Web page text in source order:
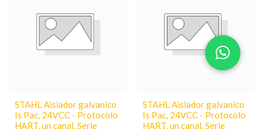
STAHL Aislador galvanico
Is Pac, 24VCC - Protocolo
HART, un canal, Serie
STAHL Aislador galvanico
Is Pac, 24VCC - Protocolo
HART, un canal, Serie